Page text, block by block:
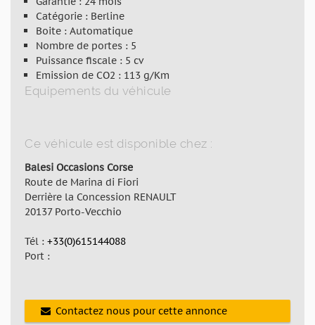
Catégorie : Berline
Boite : Automatique
Nombre de portes : 5
Puissance fiscale : 5 cv
Emission de CO2 : 113 g/Km
Equipements du véhicule
Ce véhicule est disponible chez :
Balesi Occasions Corse
Route de Marina di Fiori
Derrière la Concession RENAULT
20137 Porto-Vecchio
Tél : +33(0)615144088
Port :
Contactez nous pour cette annonce